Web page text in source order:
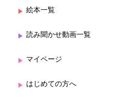
絵本一覧
読み聞かせ動画一覧
マイページ
はじめての方へ